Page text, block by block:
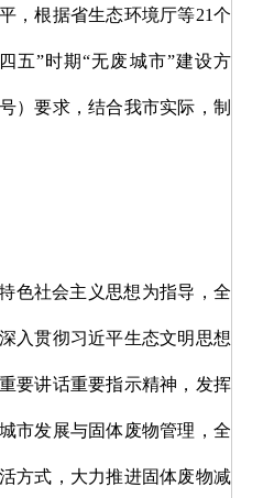
，根据省生态环境厅等21个
五”时期“无废城市”建设方
）要求，结合我市实际，制
色社会主义思想为指导，全
入贯彻习近平生态文明思想
要讲话重要指示精神，发挥
市发展与固体废物管理，全
方式，大力推进固体废物减